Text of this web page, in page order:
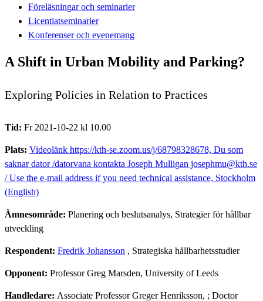
Föreläsningar och seminarier
Licentiatseminarier
Konferenser och evenemang
A Shift in Urban Mobility and Parking?
Exploring Policies in Relation to Practices
Tid: Fr 2021-10-22 kl 10.00
Plats: Videolänk https://kth-se.zoom.us/j/68798328678, Du som
saknar dator /datorvana kontakta Joseph Mulligan josephmu@kth.se
/ Use the e-mail address if you need technical assistance, Stockholm
(English)
Ämnesområde: Planering och beslutsanalys, Strategier för hållbar
utveckling
Respondent: Fredrik Johansson , Strategiska hållbarhetsstudier
Opponent: Professor Greg Marsden, University of Leeds
Handledare: Associate Professor Greger Henriksson, ; Doctor